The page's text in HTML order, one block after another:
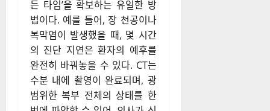
든 타임’을 확보하는 유일한 방
법이다. 예를 들어, 장 천공이나
복막염이 발생했을 때, 몇 시간
의 진단 지연은 환자의 예후를
완전히 바꿔놓을 수 있다. CT는
수분 내에 촬영이 완료되며, 광
범위한 복부 전체의 상태를 한